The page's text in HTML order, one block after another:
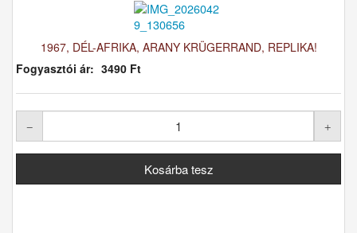
1967, DÉL-AFRIKA, ARANY KRÜGERRAND, REPLIKA!
Fogyasztói ár: 3490 Ft